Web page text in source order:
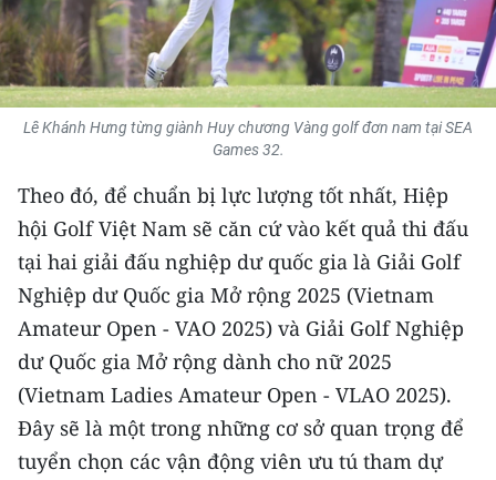
MÔI TRƯỜNG
BẠN ĐỌC
KIỂM CHỨNG THÔNG TIN
TRI THỨC CHUYÊN SÂU
54 DÂN TỘC VIỆT NAM
CHƯƠNG TRÌNH OCOP - MỖI XÃ
MỘT SẢN PHẨM
RADIO
MEDIA CENTER
Lê Khánh Hưng từng giành Huy chương Vàng golf đơn nam tại SEA
Games 32.
Theo đó, để chuẩn bị lực lượng tốt nhất, Hiệp
hội Golf Việt Nam sẽ căn cứ vào kết quả thi đấu
tại hai giải đấu nghiệp dư quốc gia là Giải Golf
Nghiệp dư Quốc gia Mở rộng 2025 (Vietnam
Amateur Open - VAO 2025) và Giải Golf Nghiệp
dư Quốc gia Mở rộng dành cho nữ 2025
(Vietnam Ladies Amateur Open - VLAO 2025).
Đây sẽ là một trong những cơ sở quan trọng để
tuyển chọn các vận động viên ưu tú tham dự